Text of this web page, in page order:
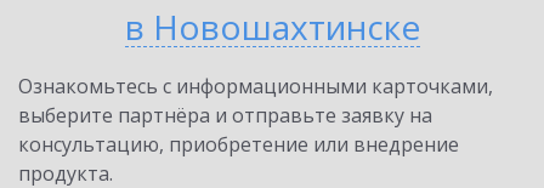
в Новошахтинске
Ознакомьтесь с информационными карточками,
выберите партнёра и отправьте заявку на
консультацию, приобретение или внедрение
продукта.